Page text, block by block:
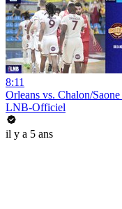
8:11
Orleans vs. Chalon/
LNB-Officiel
il y a 5 ans